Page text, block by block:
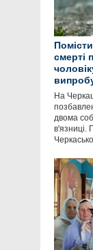
смерті
На
двома
в'язниці.